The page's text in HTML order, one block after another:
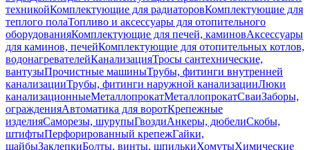
техникойКомплектующие для радиаторовКомплектующие для
теплого полаТопливо и аксессуары для отопительного
оборудованияКомплектующие для печей, каминовАксессуары
для каминов, печейКомплектующие для отопительных котлов,
водонагревателейКанализацияТросы сантехнические,
вантузыПрочистные машиныТрубы, фитинги внутренней
канализацииТрубы, фитинги наружной канализацииЛюки
канализационныеМеталлопрокатМеталлопрокатСваиЗаборы,
огражденияАвтоматика для воротКрепежные
изделияСаморезы, шурупыГвоздиАнкеры, дюбелиСкобы,
штифтыПерфорированный крепежГайки,
шайбыЗаклепкиБолты, винты, шпилькиХомутыХимические